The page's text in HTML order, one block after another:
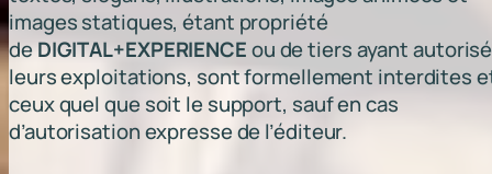
images statiques, étant propriété
deDIGITAL+EXPERIENCEou de tiers ayant autorisé
leurs exploitations, sont formellement interdites
ceux quel que soit le support, sauf en cas
d’autorisation expresse de l’éditeur.